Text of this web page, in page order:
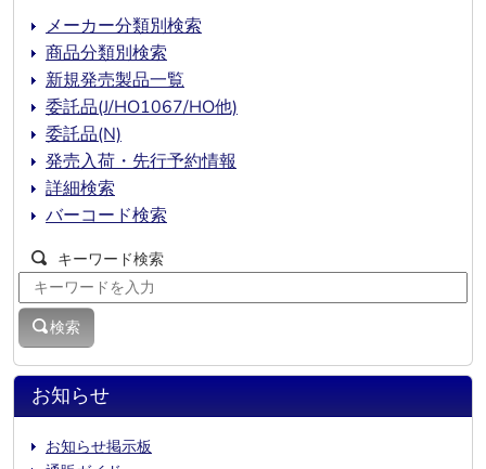
お知らせ
お知らせ掲示板
メーカー分類別検索
商品分類別検索
新規発売製品一覧
委託品(J/HO1067/HO他)
委託品(N)
発売入荷・先行予約情報
詳細検索
バーコード検索
キーワード検索
検索